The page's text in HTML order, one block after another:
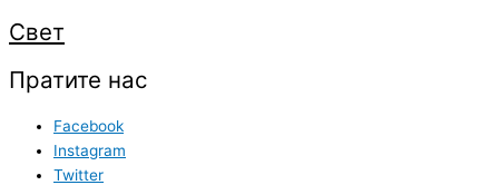
Свет
Пратите нас
Facebook
Instagram
Twitter